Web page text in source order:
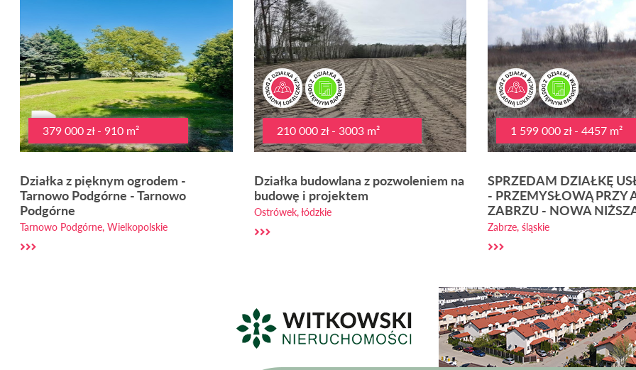
379 000 zł - 910 m²
Działka z pięknym ogrodem -
Tarnowo Podgórne - Tarnowo
Podgórne
Tarnowo Podgórne, Wielkopolskie
210 000 zł - 3003 m²
Działka budowlana z pozwoleniem na
budowę i projektem
Ostrówek, łódzkie
1 599 000 zł - 4457 m²
SPRZEDAM DZIAŁKĘ
- PRZEMYSŁOWĄ PRZY
ZABRZU - NOWA
Zabrze, śląskie